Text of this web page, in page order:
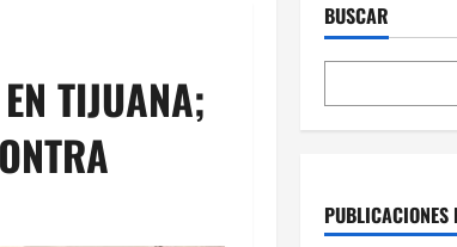
TIJUANA;
BUSCAR
PUBLICACIONES